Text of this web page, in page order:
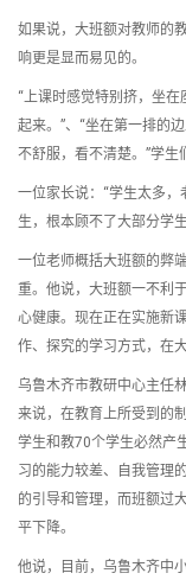
如果说，大班额对教师的
响更是显而易见的。
“上课时感觉特别挤，坐
起来。”、“坐在第一排的
不舒服，看不清楚。”学生
一位家长说：“学生太多
生，根本顾不了大部分学
一位老师概括大班额的弊
重。他说，大班额一不利
心健康。现在正在实施新
作、探究的学习方式，在
乌鲁木齐市教研中心主任
来说，在教育上所受到的
学生和教70个学生必然产
习的能力较差、自我管理
的引导和管理，而班额过
平下降。
他说，目前，乌鲁木齐中